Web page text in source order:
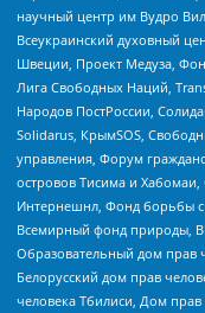
научный центр им Вудро
Всеукраинский духовный
Швеции, Проект Медуза,
Лига Свободных Наций,
Народов ПостРоссии,
Solidarus, КрымSOS,
управления, Форум
островов Тисима и
Интернешнл, Фонд борьбы с
Всемирный фонд природы,
Образовательный дом прав
Белорусский дом прав
человека Тбилиси, Дом